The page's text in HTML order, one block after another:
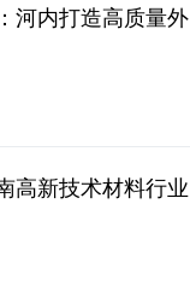
河内打造高质量外
高新技术材料行业